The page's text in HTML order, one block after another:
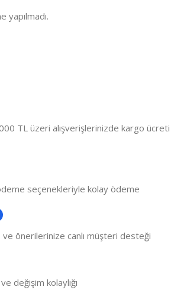
yapılmadı.
TL üzeri alışverişlerinizde kargo ücreti
seçenekleriyle kolay ödeme
önerilerinize canlı müşteri desteği
değişim kolaylığı